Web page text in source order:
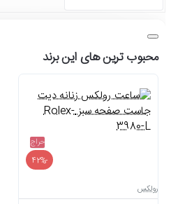
محبوب ترین های این برند
حراج
-42%
رولکس